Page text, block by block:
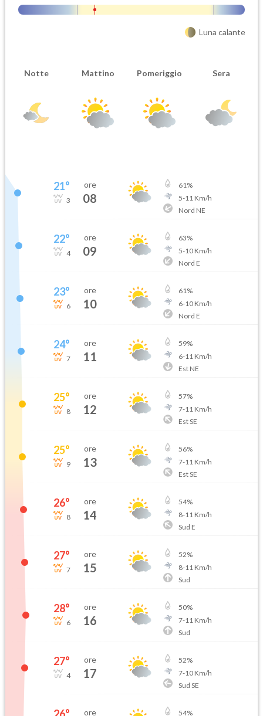
Luna calante
Notte Mattino Pomeriggio Sera
21°
3
ore
08
61%
5-11 Km/h
Nord NE
22°
4
ore
09
63%
5-10Km/h
Nord E
23°
6
ore
10
61%
6-10Km/h
Nord E
24°
7
ore
11
59%
6-11 Km/h
Est NE
25°
8
ore
12
57%
7-11 Km/h
Est SE
25°
9
ore
13
56%
7-11 Km/h
Est SE
26°
8
ore
14
54%
8-11 Km/h
Sud E
27°
7
ore
15
52%
8-11 Km/h
Sud
28°
6
ore
16
50%
7-11 Km/h
Sud
27°
4
ore
17
52%
7-10Km/h
Sud SE
ore 54%